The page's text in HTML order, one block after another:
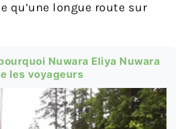
qu’une longue route sur
Nuwara Eliya Nuwara
les voyageurs